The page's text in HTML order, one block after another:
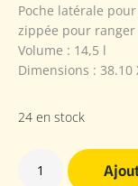
Poche latérale
zippée pour
Volume : 14,5 l
Dimensions : 38.10
24 en stock